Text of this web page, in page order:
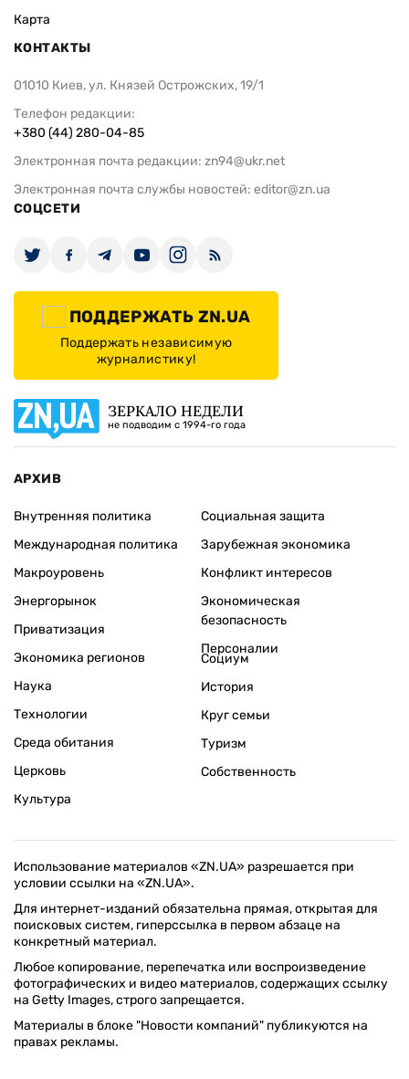
Карта
КОНТАКТЫ
01010 Киев, ул. Князей Острожских, 19/1
Телефон редакции:
+380 (44) 280-04-85
Электронная почта редакции: zn94@ukr.net
Электронная почта службы новостей: editor@zn.ua
СОЦСЕТИ
ПОДДЕРЖАТЬ ZN.UA
Поддержать независимую
журналистику!
ЗЕРКАЛО НЕДЕЛИ
не подводим с 1994-го года
АРХИВ
Внутренняя политика
Международная политика
Макроуровень
Энергорынок
Приватизация
Экономика регионов
Социальная защита
Зарубежная экономика
Конфликт интересов
Экономическая
безопасность
Персоналии
Наука
Технологии
Среда обитания
Церковь
Культура
Социум
История
Круг семьи
Туризм
Собственность
Использование материалов «ZN.UA» разрешается при
условии ссылки на «ZN.UA».
Для интернет-изданий обязательна прямая, открытая для
поисковых систем, гиперссылка в первом абзаце на
конкретный материал.
Любое копирование, перепечатка или воспроизведение
фотографических и видео материалов, содержащих ссылку
на Getty Images, строго запрещается.
Материалы в блоке "Новости компаний" публикуются на
правах рекламы.